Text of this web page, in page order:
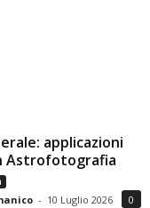
applicazioni
Astrofotografia
- 10 Luglio 2026 0